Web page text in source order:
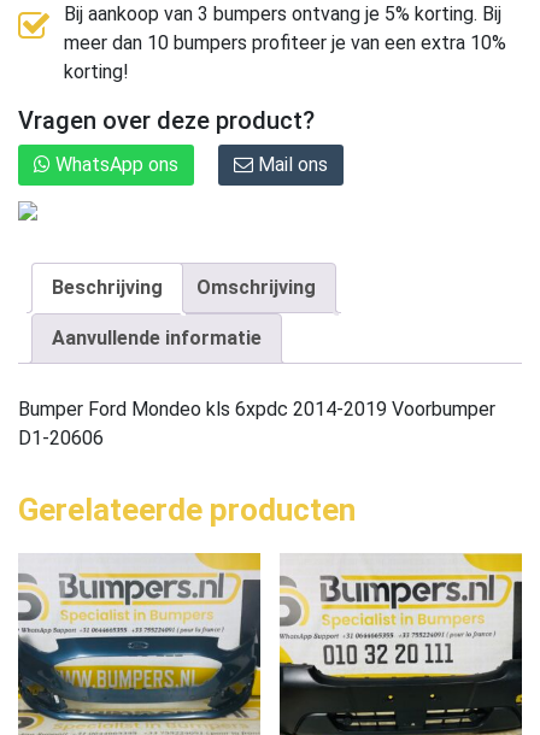
Bij aankoop van 3 bumpers ontvang je 5% korting. Bij
meer dan 10 bumpers profiteer je van een extra 10%
korting!
Vragen over deze product?
WhatsApp ons Mail ons
Beschrijving Omschrijving
Aanvullende informatie
Bumper Ford Mondeo kls 6xpdc 2014-2019 Voorbumper
D1-20606
Gerelateerde producten